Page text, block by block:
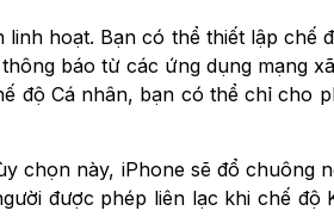
hoạt. Bạn có thể thiết lập
báo từ các ứng dụng mạng
độ Cá nhân, bạn có thể chỉ cho
chọn này, iPhone sẽ đổ chuông
được phép liên lạc khi chế độ